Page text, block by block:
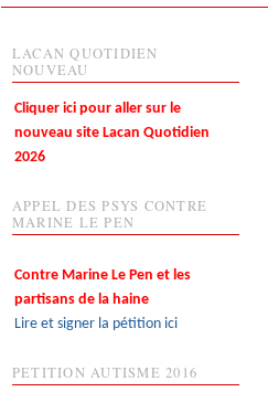
LACAN QUOTIDIEN
NOUVEAU
Cliquer ici pour aller sur le
nouveau site Lacan Quotidien
2026
APPEL DES PSYS CONTRE
MARINE LE PEN
Contre Marine Le Pen et les
partisans de la haine
Lire et signer la pétition ici
PETITION AUTISME 2016